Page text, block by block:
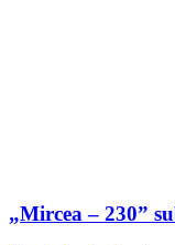
„Mircea – 230”